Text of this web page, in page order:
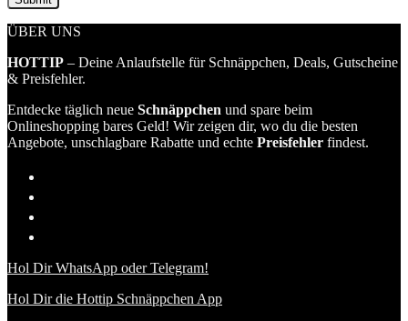
ÜBER UNS
HOTTIP – Deine Anlaufstelle für Schnäppchen, Deals, Gutscheine
& Preisfehler.
Entdecke täglich neue Schnäppchen und spare beim
Onlineshopping bares Geld! Wir zeigen dir, wo du die besten
Angebote, unschlagbare Rabatte und echte Preisfehler findest.
Hol Dir WhatsApp oder Telegram!
Hol Dir die Hottip Schnäppchen App